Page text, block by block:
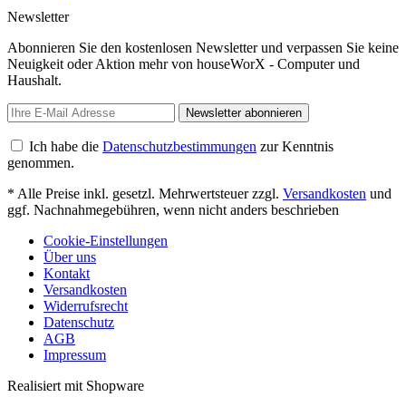
Newsletter
Abonnieren Sie den kostenlosen Newsletter und verpassen Sie keine
Neuigkeit oder Aktion mehr von houseWorX - Computer und
Haushalt.
Newsletter abonnieren
Ich habe die Datenschutzbestimmungen zur Kenntnis
genommen.
* Alle Preise inkl. gesetzl. Mehrwertsteuer zzgl. Versandkosten und
ggf. Nachnahmegebühren, wenn nicht anders beschrieben
Cookie-Einstellungen
Über uns
Kontakt
Versandkosten
Widerrufsrecht
Datenschutz
AGB
Impressum
Realisiert mit Shopware